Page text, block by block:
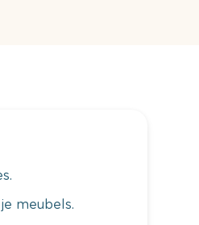
meubels.